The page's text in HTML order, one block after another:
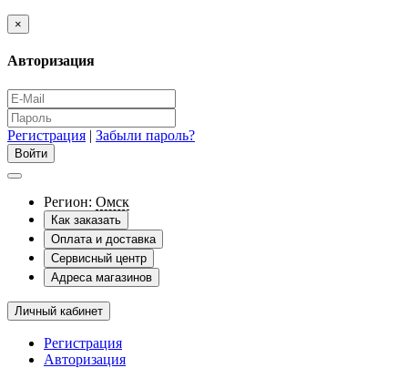
×
Авторизация
Регистрация | Забыли пароль?
Регион: Омск
Как заказать
Оплата и доставка
Сервисный центр
Адреса магазинов
Личный кабинет
Регистрация
Авторизация